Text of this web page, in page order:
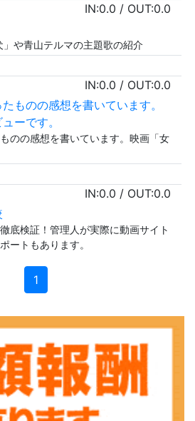
IN:0.0 / OUT:0.0
や青山テルマの主題歌の紹介
IN:0.0 / OUT:0.0
ものの感想を書いています。
ーです。
のの感想を書いています。映画「女
IN:0.0 / OUT:0.0
底検証！管理人が実際に動画サイト
ートもあります。
1